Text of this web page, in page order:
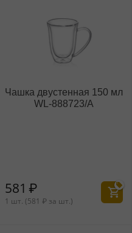
Чашка двустенная 150 мл
WL‑888723/A
581 ₽
1 шт. (581 ₽ за шт.)